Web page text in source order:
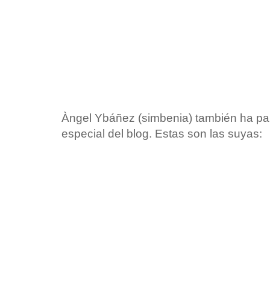
Àngel Ybáñez (simbenia) también ha
especial del blog. Estas son las suyas: